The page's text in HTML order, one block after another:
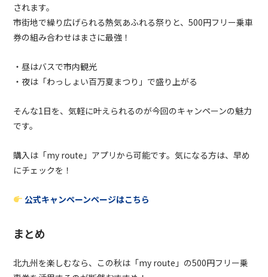
されます。
市街地で繰り広げられる熱気あふれる祭りと、500円フリー乗車
券の組み合わせはまさに最強！
・昼はバスで市内観光
・夜は「わっしょい百万夏まつり」で盛り上がる
そんな1日を、気軽に叶えられるのが今回のキャンペーンの魅力
です。
購入は「my route」アプリから可能です。気になる方は、早め
にチェックを！
公式キャンペーンページはこちら
まとめ
北九州を楽しむなら、この秋は「my route 」の500円フリー乗